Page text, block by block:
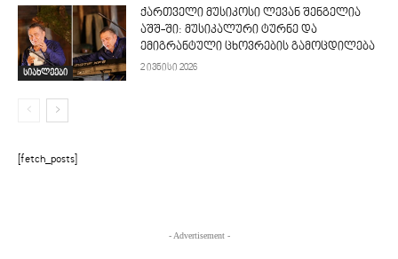
სიახლეები
ქართველი მუსიკოსი ლევან შენგელია
აშშ-ში: მუსიკალური ტურნე და
ემიგრანტული ცხოვრების გამოცდილება
2 ივნისი 2026
[fetch_posts]
- Advertisement -